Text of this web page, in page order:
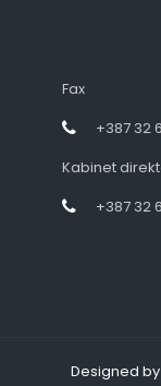
Fax
+387 32
Kabinet
+387 32
Designed